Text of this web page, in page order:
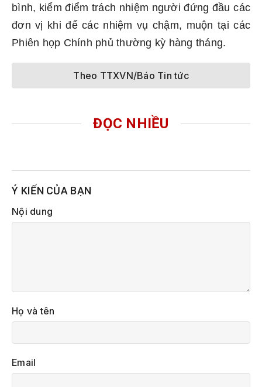
bình, kiểm điểm trách nhiệm người đứng đầu các
đơn vị khi để các nhiệm vụ chậm, muộn tại các
Phiên họp Chính phủ thường kỳ hàng tháng.
Theo TTXVN/Báo Tin tức
ĐỌC NHIỀU
Ý KIẾN CỦA BẠN
Nội dung
Họ và tên
Email